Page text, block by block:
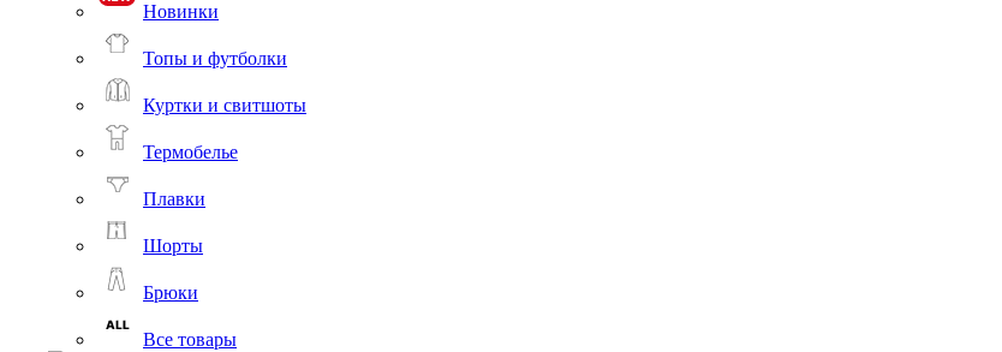
Новинки
Топы и футболки
Куртки и свитшоты
Термобелье
Плавки
Шорты
Брюки
Все товары